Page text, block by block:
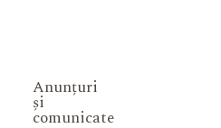
Anunțuri
și
comunicate